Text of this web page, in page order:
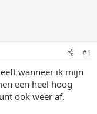
#1
wanneer ik mijn
een heel hoog
ook weer af.